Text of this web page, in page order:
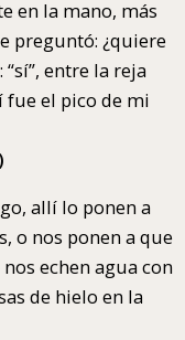
en la mano, más
preguntó: ¿quiere
entre la reja
fue el pico de mi
allí lo ponen a
o nos ponen a que
echen agua con
de hielo en la